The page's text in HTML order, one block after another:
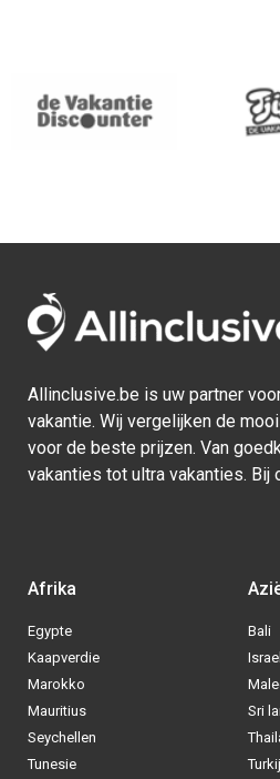
Allinclusive.be is uw partner
vakantie. Wij vergelijken de
voor de beste prijzen. Van
vakanties tot ultra vakanties. Bij
Afrika
Egypte
Kaapverdie
Marokko
Mauritius
Seychellen
Tunesie
Bali
Israel
Sri